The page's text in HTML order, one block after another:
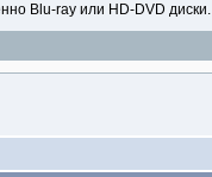
Blu-ray или HD-DVD диски.